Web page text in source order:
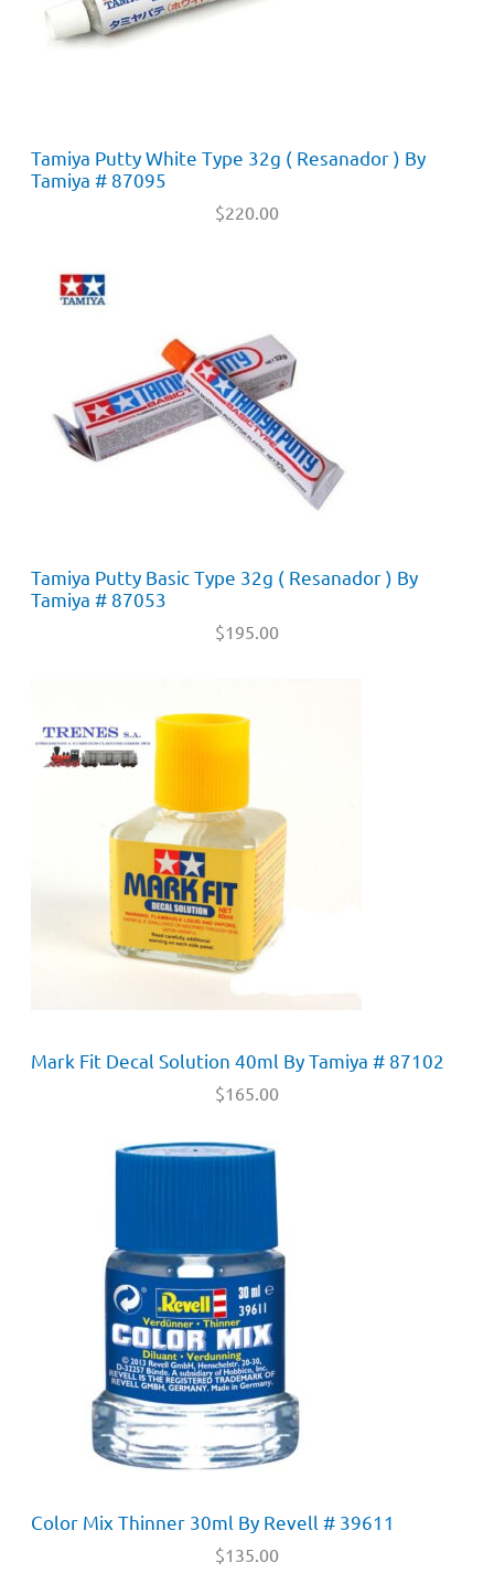
Tamiya Putty White Type 32g ( Resanador ) By
Tamiya # 87095
$220.00
Tamiya Putty Basic Type 32g ( Resanador ) By
Tamiya # 87053
$195.00
Mark Fit Decal Solution 40ml By Tamiya # 87102
$165.00
Color Mix Thinner 30ml By Revell # 39611
$135.00